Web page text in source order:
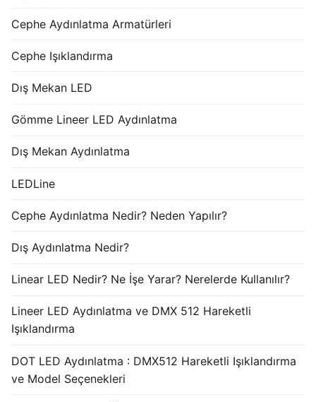
Cephe Aydınlatma Armatürleri
Cephe Işıklandırma
Dış Mekan LED
Gömme Lineer LED Aydınlatma
Dış Mekan Aydınlatma
LEDLine
Cephe Aydınlatma Nedir? Neden Yapılır?
Dış Aydınlatma Nedir?
Linear LED Nedir? Ne İşe Yarar? Nerelerde Kullanılır?
Lineer LED Aydınlatma ve DMX 512 Hareketli
Işıklandırma
DOT LED Aydınlatma : DMX512 Hareketli Işıklandırma
ve Model Seçenekleri